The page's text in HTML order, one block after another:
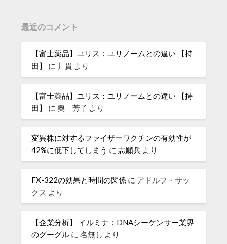
最近のコメント
【富士薬品】ユリス：ユリノームとの違い 【持
田】
に 丿貫 より
【富士薬品】ユリス：ユリノームとの違い 【持
田】
に奧 芳子 より
変異株に対するファイザーワクチンの有効性が
42%に低下してしまう に志願兵 より
FX-322の効果と時間の関係 に アドルフ・サッ
クス より
【企業分析】 イルミナ：DNAシーケンサー業界
のグーグル に名無し より